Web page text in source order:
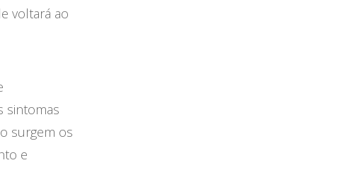
voltará ao
sintomas
surgem os
e